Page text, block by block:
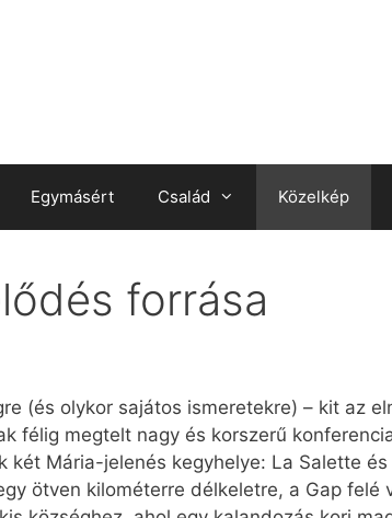
Egymásért Család Közelkép
forrása
(és olykor sajátos ismeretekre) – kit az
félig megtelt nagy és korszerű
Mária-jelenés kegyhelye: La Salette
ötven kilométerre délkeletre, a Gap felé